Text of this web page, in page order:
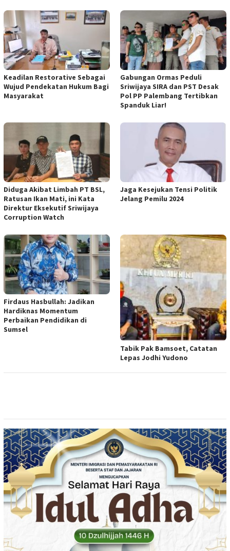
Keadilan Restorative Sebagai
Wujud Pendekatan Hukum Bagi
Masyarakat
Gabungan Ormas Peduli
Sriwijaya SIRA dan PST Desak
Pol PP Palembang Tertibkan
Spanduk Liar!
Diduga Akibat Limbah PT BSL,
Ratusan Ikan Mati, ini Kata
Direktur Eksekutif Sriwijaya
Corruption Watch
Jaga Kesejukan Tensi Politik
Jelang Pemilu 2024
Firdaus Hasbullah: Jadikan
Hardiknas Momentum
Perbaikan Pendidikan di
Sumsel
Tabik Pak Bamsoet, Catatan
Lepas Jodhi Yudono